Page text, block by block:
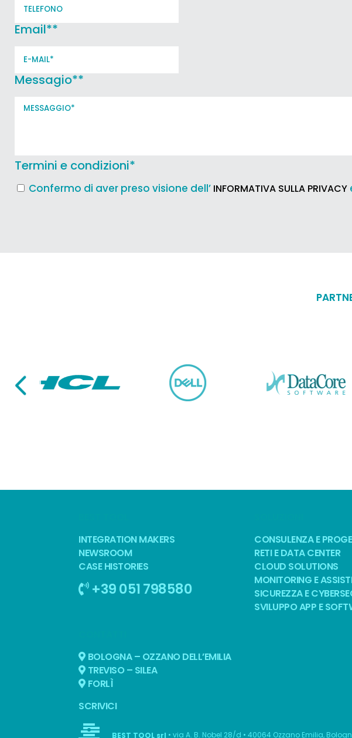
Email**
Messagio**
Termini e condizioni*
Confermo di aver preso visione dell’ INFORMATIVA SULLA PRIVACY
INTEGRATION MAKERS
NEWSROOM
CASE HISTORIES
+39 051 798580
CONSULENZA E
RETI E DATA CENTER
CLOUD SOLUTIONS
MONITORING E
SICUREZZA E
SVILUPPO APP E
BOLOGNA – OZZANO DELL’EMILIA
TREVISO – SILEA
FORLÌ
SCRIVICI
BEST TOOL srl • via A. B. Nobel 28/d • 40064 Ozzano Emilia,